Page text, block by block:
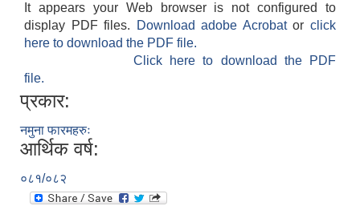
It appears your Web browser is not configured to
display PDF files.
Download adobe Acrobatorclick
here to download the PDF file.
Click here to download the PDF
file.
प्रकार:
नमुना फारमहरुः
आर्थिक वर्ष:
०८१/०८२